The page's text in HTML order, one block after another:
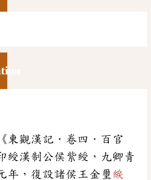
東觀漢記．卷四．百官
綬漢制公侯紫綬，九卿青
年，復設諸侯王金璽 綟